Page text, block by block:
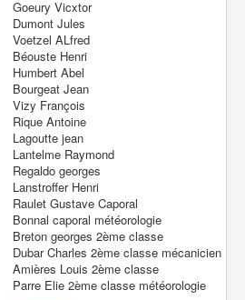
Goeury Vicxtor
Dumont Jules
Voetzel ALfred
Béouste Henri
Humbert Abel
Bourgeat Jean
Vizy François
Rique Antoine
Lagoutte jean
Lantelme Raymond
Regaldo georges
Lanstroffer Henri
Raulet Gustave Caporal
Bonnal caporal météorologie
Breton georges 2ème classe
Dubar Charles 2ème classe mécanicien
Amières Louis 2ème classe
Parre Elie 2ème classe météorologie